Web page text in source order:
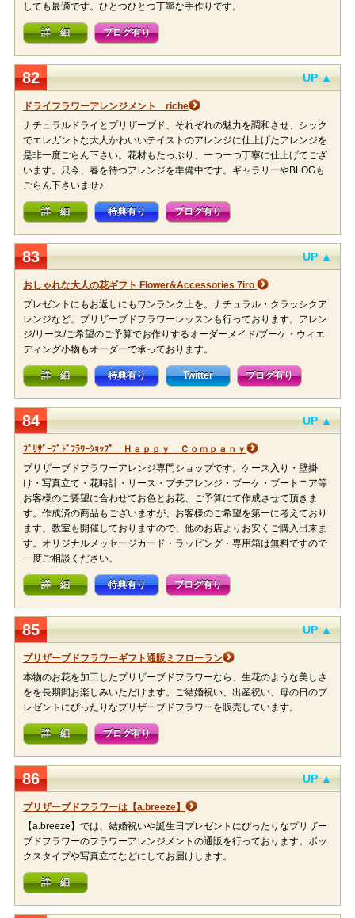
しても最適です。ひとつひとつ丁寧な手作りです。
詳 細 ブログ有り
82 UP ▲
ドライフラワーアレンジメント riche
ナチュラルドライとプリザーブド、それぞれの魅力を調和させ、シック
でエレガントな大人かわいいテイストのアレンジに仕上げたアレンジを
是非一度ごらん下さい。花材もたっぷり、一つ一つ丁寧に仕上げてござ
います。只今、春を待つアレンジを準備中です。ギャラリーやBLOGも
ごらん下さいませ♪
詳 細 特典有り ブログ有り
83 UP ▲
おしゃれな大人の花ギフト Flower&Accessories 7iro
プレゼントにもお返しにもワンランク上を。ナチュラル・クラッシクア
レンジなど。プリザーブドフラワーレッスンも行っております。アレン
ジ/リース/ご希望のご予算でお作りするオーダーメイド/ブーケ・ウィエ
ディング小物もオーダーで承っております。
詳 細 特典有り Twitter ブログ有り
84 UP ▲
ﾌﾟﾘｻﾞｰﾌﾞﾄﾞﾌﾗﾜｰｼｮｯﾌﾟ Ｈａｐｐｙ Ｃｏｍｐａｎｙ
プリザーブドフラワーアレンジ専門ショップです。ケース入り・壁掛
け・写真立て・花時計・リース・プチアレンジ・ブーケ・ブートニア等
お客様のご要望に合わせてお色とお花、ご予算にて作成させて頂きま
す。作成済の商品もございますが、お客様のご希望を第一に考えており
ます。教室も開催しておりますので、他のお店よりお安くご購入出来ま
す。オリジナルメッセージカード・ラッピング・専用箱は無料ですので
一度ご相談ください。
詳 細 特典有り ブログ有り
85 UP ▲
プリザーブドフラワーギフト通販ミフローラン
本物のお花を加工したプリザーブドフラワーなら、生花のような美しさ
をを長期間お楽しみいただけます。ご結婚祝い、出産祝い、母の日のプ
レゼントにぴったりなプリザーブドフラワーを販売しています。
詳 細 ブログ有り
86 UP ▲
プリザーブドフラワーは【a.breeze】
【a.breeze】では、結婚祝いや誕生日プレゼントにぴったりなプリザー
ブドフラワーのフラワーアレンジメントの通販を行っております。ボッ
クスタイプや写真立てなどにしてお届けします。
詳 細